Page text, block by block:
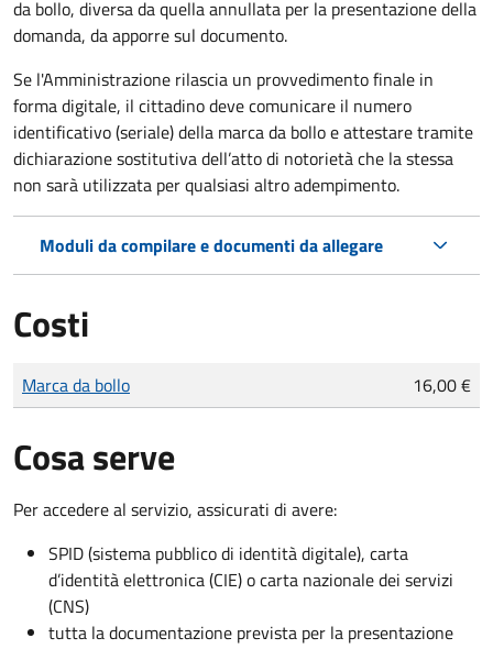
da bollo, diversa da quella annullata per la presentazione della
domanda, da apporre sul documento.
Se l'Amministrazione rilascia un provvedimento finale in
forma digitale, il cittadino devecomunicare il numero
identificativo (seriale) della marca da bollo e attestare tramite
dichiarazione sostitutiva dell’atto di notorietà che la stessa
non sarà utilizzata per qualsiasi altro adempimento.
Moduli da compilare e documenti da allegare
Costi
Tipo di pagamento
Importo
Marca da bollo 16,00 €
Cosa serve
Per accedere al servizio, assicurati di avere:
SPID (sistema pubblico di identità digitale), carta
d’identità elettronica (CIE) o carta nazionale dei servizi
(CNS)
tutta la documentazione prevista per la presentazione